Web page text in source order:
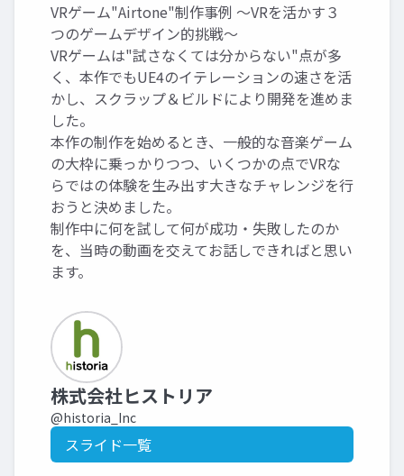
VRゲーム"Airtone"制作事例 ～VRを活かす３
つのゲームデザイン的挑戦～
VRゲームは"試さなくては分からない"点が多
く、本作でもUE4のイテレーションの速さを活
かし、スクラップ＆ビルドにより開発を進めま
した。
本作の制作を始めるとき、一般的な音楽ゲーム
の大枠に乗っかりつつ、いくつかの点でVRな
らではの体験を生み出す大きなチャレンジを行
おうと決めました。
制作中に何を試して何が成功・失敗したのか
を、当時の動画を交えてお話しできればと思い
ます。
株式会社ヒストリア
@historia_Inc
スライド一覧